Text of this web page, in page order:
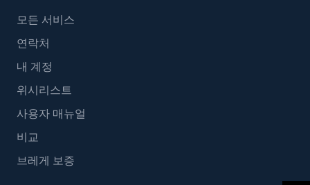
모든 서비스
연락처
내 계정
위시리스트
사용자 매뉴얼
비교
브레게 보증